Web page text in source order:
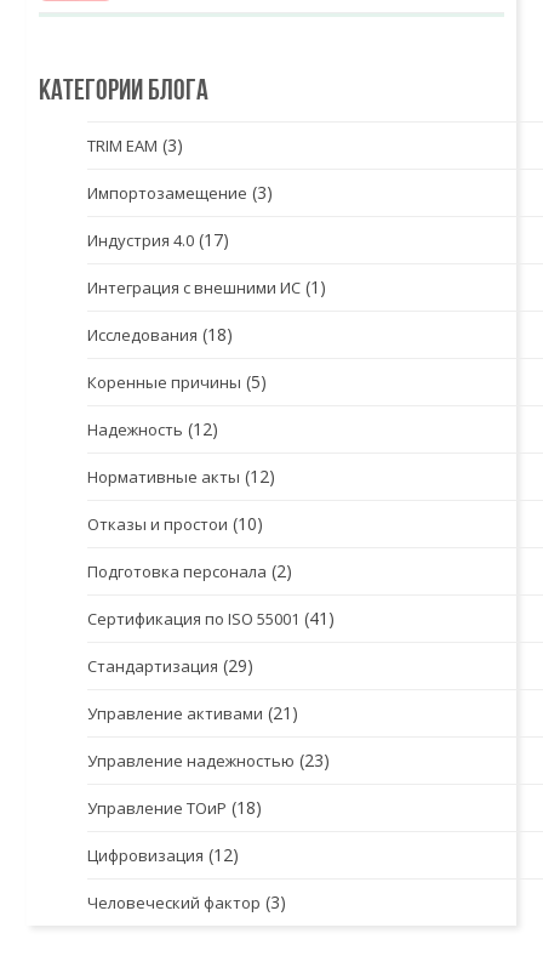
Категории блога
TRIM EAM (3)
Импортозамещение (3)
Индустрия 4.0 (17)
Интеграция с внешними ИС (1)
Исследования (18)
Коренные причины (5)
Надежность (12)
Нормативные акты (12)
Отказы и простои (10)
Подготовка персонала (2)
Сертификация по ISO 55001 (41)
Стандартизация (29)
Управление активами (21)
Управление надежностью (23)
Управление ТОиР (18)
Цифровизация (12)
Человеческий фактор (3)